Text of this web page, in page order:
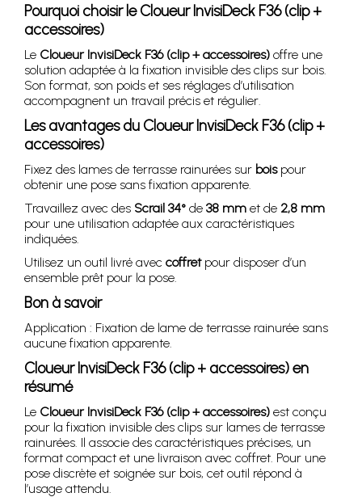
Pourquoi choisir le Cloueur InvisiDeck F36 (clip +
accessoires)
Le Cloueur InvisiDeck F36 (clip + accessoires) offre une
solution adaptée à la fixation invisible des clips sur bois.
Son format, son poids et ses réglages d’utilisation
accompagnent un travail précis et régulier.
Les avantages du Cloueur InvisiDeck F36 (clip +
accessoires)
Fixez des lames de terrasse rainurées sur boispour
obtenir une pose sans fixation apparente.
Travaillez avec des Scrail 34° de 38 mm et de 2,8 mm
pour une utilisation adaptée aux caractéristiques
indiquées.
Utilisez un outil livré avec coffretpour disposer d’un
ensemble prêt pour la pose.
Bon à savoir
Application : Fixation de lame de terrasse rainurée sans
aucune fixation apparente.
Cloueur InvisiDeck F36 (clip + accessoires) en
résumé
Le Cloueur InvisiDeck F36 (clip + accessoires) est conçu
pour la fixation invisible des clips sur lames de terrasse
rainurées. Il associe des caractéristiques précises, un
format compact et une livraison avec coffret. Pour une
pose discrète et soignée sur bois, cet outil répond à
l’usage attendu.